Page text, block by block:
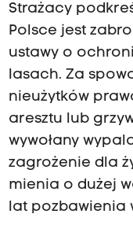
Strażacy
Polsce jest
ustawy o
lasach. Za
nieużytków
aresztu lub
wywołany
zagrożenie dla
mienia o dużej
lat pozbawienia